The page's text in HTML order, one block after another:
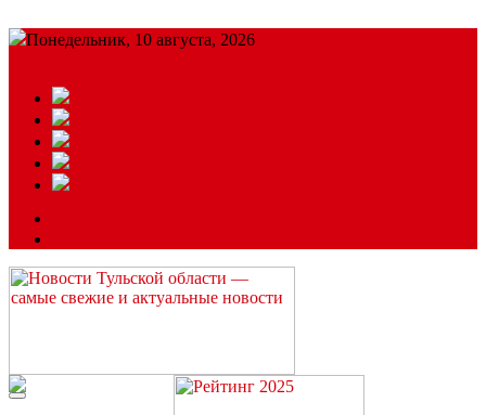
Понедельник, 10 августа, 2026
Читайте последние новости дня в Тульской области на сайте
“ЗаНовомосковск”